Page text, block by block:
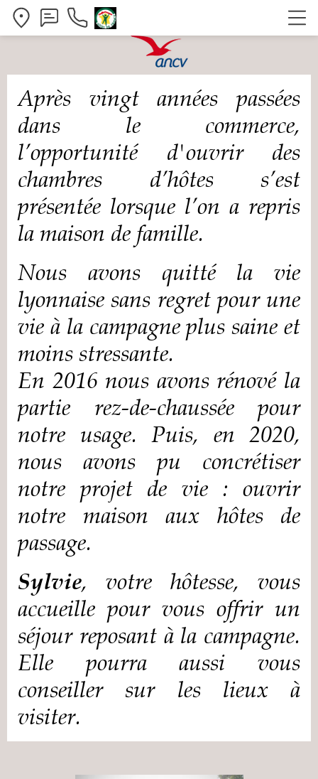
Après vingt années passées
dans le commerce,
l’opportunité d'ouvrir des
chambres d’hôtes s’est
présentée lorsque l’on a repris
la maison de famille.
Nous avons quitté la vie
lyonnaise sans regret pour une
vie à la campagne plus saine et
moins stressante.
En 2016 nous avons rénové la
partie rez-de-chaussée pour
notre usage. Puis, en 2020,
nous avons pu concrétiser
notre projet de vie : ouvrir
notre maison aux hôtes de
passage.
Sylvie, votre hôtesse, vous
accueille pour vous offrir un
séjour reposant à la campagne.
Elle pourra aussi vous
conseiller sur les lieux à
visiter.